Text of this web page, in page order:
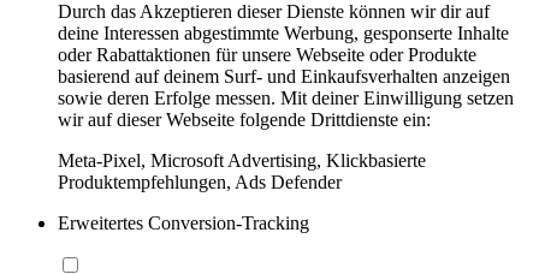
Durch das Akzeptieren dieser Dienste können wir dir auf
deine Interessen abgestimmte Werbung, gesponserte Inhalte
oder Rabattaktionen für unsere Webseite oder Produkte
basierend auf deinem Surf- und Einkaufsverhalten anzeigen
sowie deren Erfolge messen. Mit deiner Einwilligung setzen
wir auf dieser Webseite folgende Drittdienste ein:
Meta-Pixel, Microsoft Advertising, Klickbasierte
Produktempfehlungen, Ads Defender
Erweitertes Conversion-Tracking